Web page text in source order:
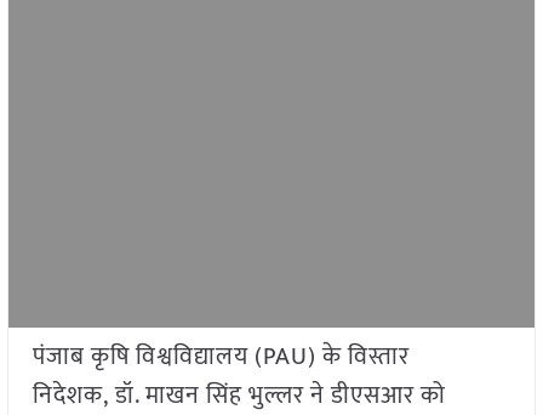
पंजाब कृषि विश्वविद्यालय (PAU) के विस्तार
निदेशक, डॉ. माखन सिंह भुल्लर ने डीएसआर को